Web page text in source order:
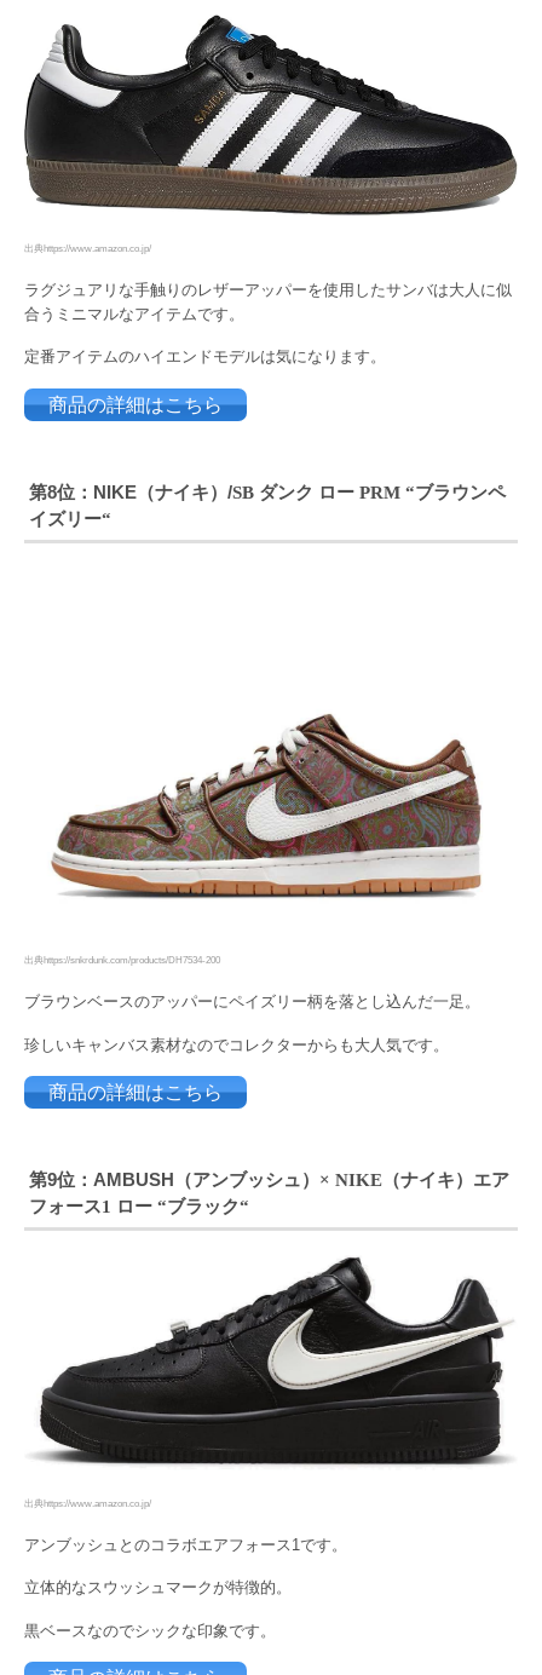
出典https://www.amazon.co.jp/
ラグジュアリな手触りのレザーアッパーを使用したサンバは大人に似
合うミニマルなアイテムです。
定番アイテムのハイエンドモデルは気になります。
商品の詳細はこちら
第8位：NIKE（ナイキ）/SB ダンク ロー PRM “ブラウンペ
イズリー“
出典https://snkrdunk.com/products/DH7534-200
ブラウンベースのアッパーにペイズリー柄を落とし込んだ一足。
珍しいキャンバス素材なのでコレクターからも大人気です。
商品の詳細はこちら
第9位：AMBUSH（アンブッシュ） × NIKE（ナイキ）エア
フォース1 ロー “ブラック“
出典https://www.amazon.co.jp/
アンブッシュとのコラボエアフォース1です。
立体的なスウッシュマークが特徴的。
黒ベースなのでシックな印象です。